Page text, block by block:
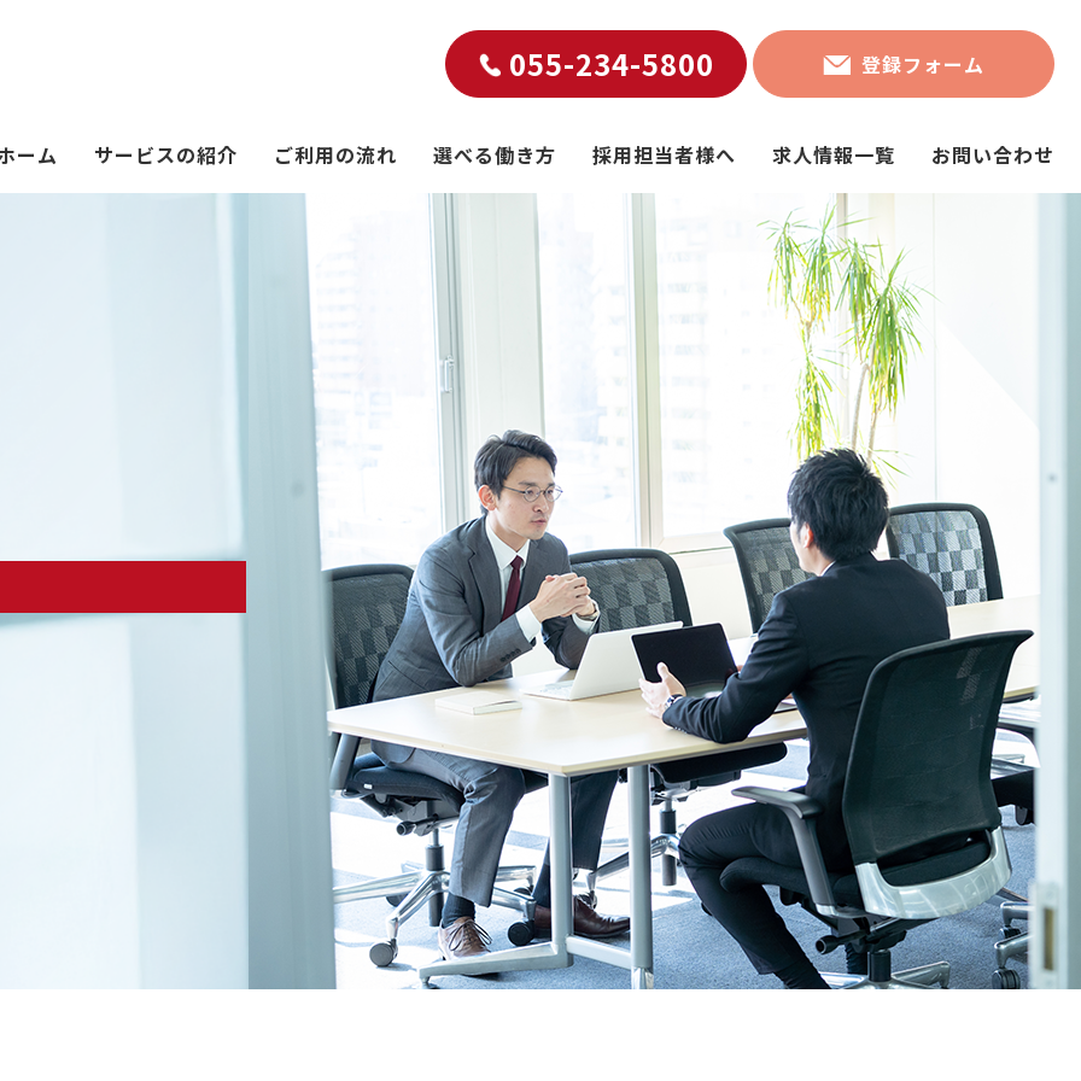
055-234-5800 登録フォーム
ーム サービスの紹介 ご利用の流れ 選べる働き方 採用担当者様へ 求人情報一覧 お問い合わせ